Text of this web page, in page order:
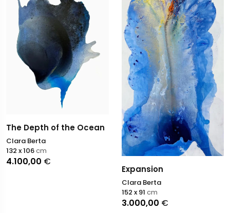
The Depth of the Ocean
Clara Berta
4.100,00 €
132 x 106cm
Expansion
Clara Berta
3.000,00 €
152 x 91 cm